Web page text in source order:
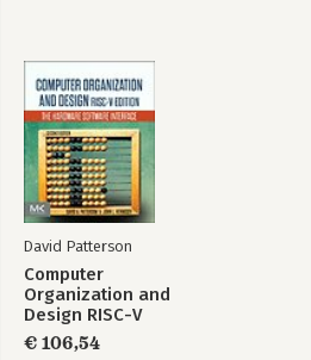
David Patterson
Computer
Organization and
Design RISC-V
Edition
€ 106,54